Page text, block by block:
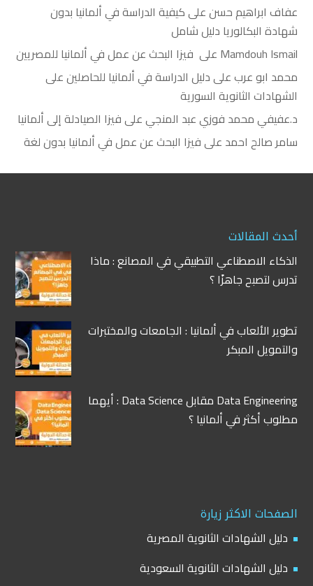
عفاف ابراهيم حسنعلىكيفية الدراسة في ألمانيا بدون
شهادة البكالوريا دليل شامل
Mamdouh Ismail على فيزا البحث عن عمل في ألمانيا للمصريين
محمد ابو عربعلىدليل الدراسة في ألمانيا للحاصلين على
الشهادات الثانوية السورية
د.عفيفي محمد فوزي عبد المنجيعلىفيزا الصيادلة إلى ألمانيا
سامر صالح احمد علىفيزا البحث عن عمل في ألمانيا بدون لغة
أحدث المقالات
الذكاء الاصطناعي التطبيقي في المصانع : ماذا
تدرس لتصبح جاهزًا ؟
تطوير الألعاب في ألمانيا : الجامعات والمختبرات
والتمويل المبكر
Data Engineering مقابل Data Science : أيهما
مطلوب أكثر في ألمانيا ؟
الصفحات الاكثر زيارة
دليل الشهادات الثانوية المصرية
دليل الشهادات الثانوية السعودية